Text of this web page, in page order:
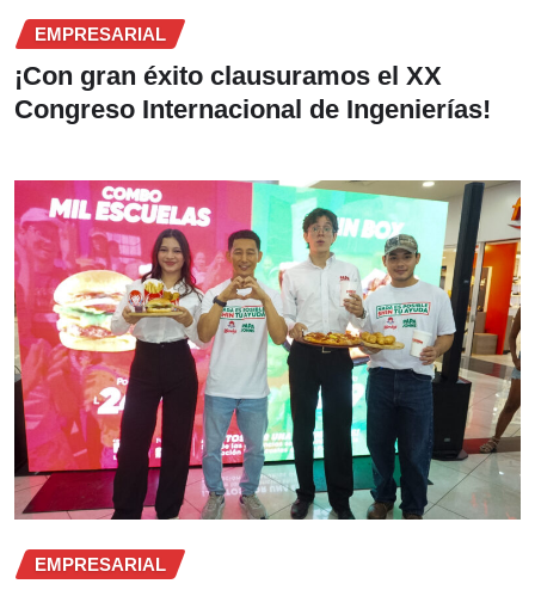
EMPRESARIAL
¡Con gran éxito clausuramos el XX
Congreso Internacional de Ingenierías!
EMPRESARIAL